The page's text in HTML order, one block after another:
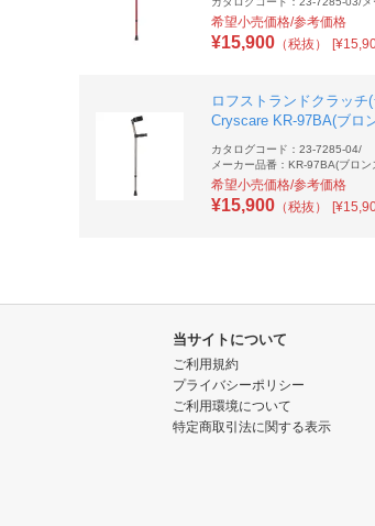
希望小売価格/参考価格
¥15,900 （税抜）
ロフストランドクラッチ
Cryscare KR-97BA(ブロ
カタログコード：23-7285-04/
メーカー品番：KR-97BA(ブロン
希望小売価格/参考価格
¥15,900 （税抜）
当サイトについて
ご利用規約
プライバシーポリシー
ご利用環境について
特定商取引法に関する表示